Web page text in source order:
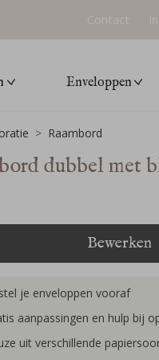
Contact
Enveloppen
Raambord
dubbel met
Bewerken
je enveloppen vooraf
aanpassingen en hulp bij
uit verschillende